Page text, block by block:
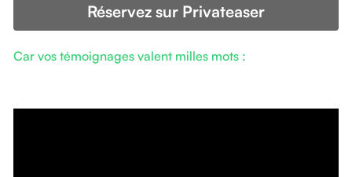
Réservez sur Privateaser
Car vos témoignages valent milles mots :